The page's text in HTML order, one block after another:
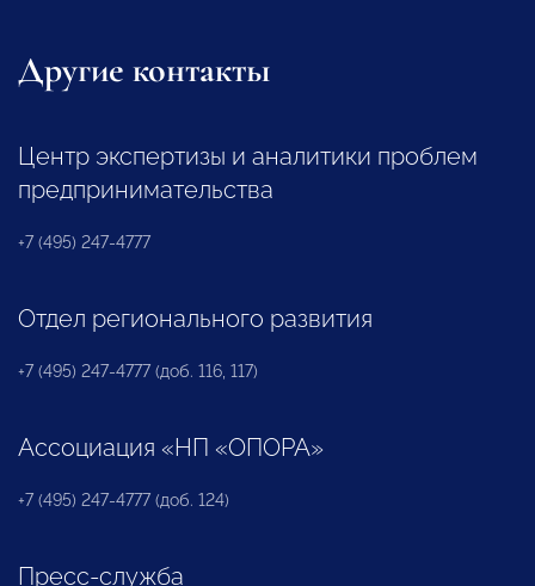
Другие контакты
Центр экспертизы и аналитики проблем
предпринимательства
+7 (495) 247-4777
Отдел регионального развития
+7 (495) 247-4777 (доб. 116, 117)
Ассоциация «НП «ОПОРА»
+7 (495) 247-4777 (доб. 124)
Пресс-служба